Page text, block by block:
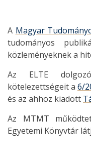
A Magyar
tudományos
közleményeknek a
Az ELTE
kötelezettségeit a 6/
és az ahhoz kiadott
Az MTMT
Egyetemi Könyvtár